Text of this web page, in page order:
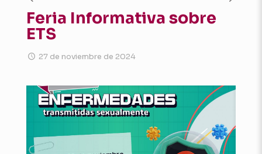
Feria Informativa sobre
ETS
27 de noviembre de 2024